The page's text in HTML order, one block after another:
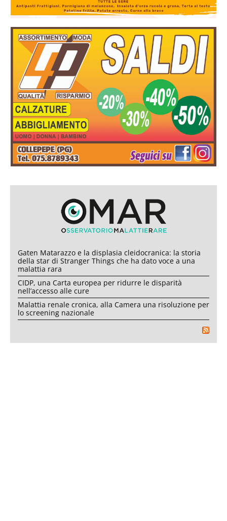
Gaten Matarazzo e la displasia cleidocranica: la storia
della star di Stranger Things che ha dato voce a una
malattia rara
CIDP, una Carta europea per ridurre le disparità
nell’accesso alle cure
Malattia renale cronica, alla Camera una risoluzione per
lo screening nazionale